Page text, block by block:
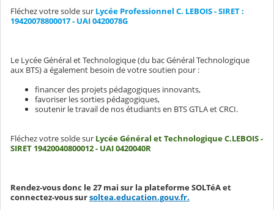
Fléchez votre solde sur Lycée Professionnel C. LEBOIS - SIRET :
19420078800017 - UAI 0420078G
Le Lycée Général et Technologique (du bac Général Technologique
aux BTS) a également besoin de votre soutien pour :
financer des projets pédagogiques innovants,
favoriser les sorties pédagogiques,
soutenir le travail de nos étudiants en BTS GTLA et CRCI.
Fléchez votre solde sur Lycée Général et Technologique C.LEBOIS -
SIRET 19420040800012 - UAI 0420040R
Rendez-vous donc le 27 mai sur la plateforme SOLTéA et
connectez-vous sursoltea.education.gouv.fr.